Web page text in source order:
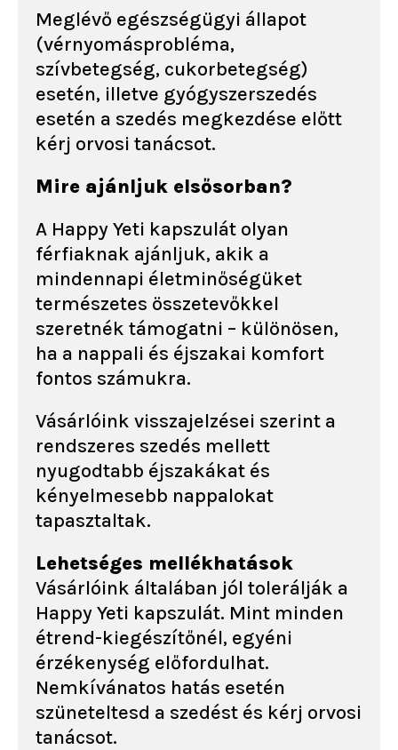
Meglévő egészségügyi állapot
(vérnyomásprobléma,
szívbetegség, cukorbetegség)
esetén, illetve gyógyszerszedés
esetén a szedés megkezdése előtt
kérj orvosi tanácsot.
Mire ajánljuk elsősorban?
A Happy Yeti kapszulát olyan
férfiaknak ajánljuk, akik a
mindennapi életminőségüket
természetes összetevőkkel
szeretnék támogatni – különösen,
ha a nappali és éjszakai komfort
fontos számukra.
Vásárlóink visszajelzései szerint a
rendszeres szedés mellett
nyugodtabb éjszakákat és
kényelmesebb nappalokat
tapasztaltak.
Lehetséges mellékhatások
Vásárlóink általában jól tolerálják a
Happy Yeti kapszulát. Mint minden
étrend-kiegészítőnél, egyéni
érzékenység előfordulhat.
Nemkívánatos hatás esetén
szüneteltesd a szedést és kérj orvosi
tanácsot.